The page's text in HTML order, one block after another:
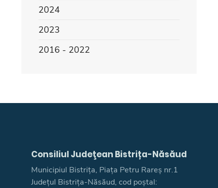
2024
2023
2016 - 2022
Consiliul Judeţean Bistrița-Năsăud
Municipiul Bistrița, Piața Petru Rareș nr.1
Județul Bistrița-Năsăud, cod poștal: